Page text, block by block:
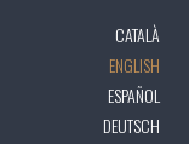
CATALÀ
ENGLISH
ESPAÑOL
DEUTSCH